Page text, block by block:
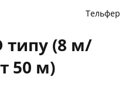
Тельфер
типу (8 м/
50 м)